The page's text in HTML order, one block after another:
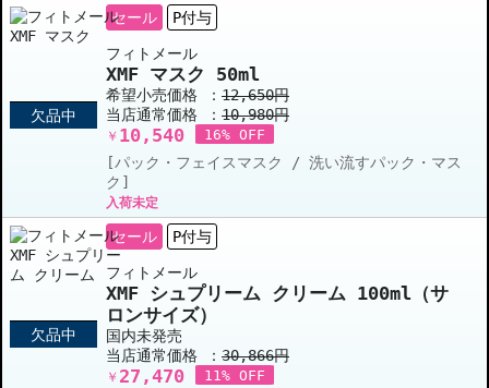
欠品中
セール P付与
フィトメール
XMF マスク 50ml
希望小売価格 ： 12,650円
当店通常価格 ： 10,980円
￥ 10,540 16% OFF
[パック・フェイスマスク / 洗い流すパック・マス
ク]
入荷未定
欠品中
セール P付与
フィトメール
XMF シュプリーム クリーム 100ml（サ
ロンサイズ）
国内未発売
当店通常価格 ： 30,866円
￥ 27,470 11% OFF